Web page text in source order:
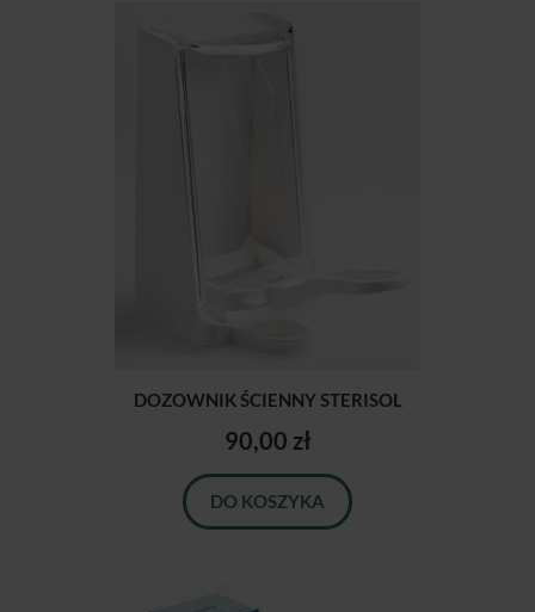
DOZOWNIK ŚCIENNY STERISOL
90,00 zł
DO KOSZYKA